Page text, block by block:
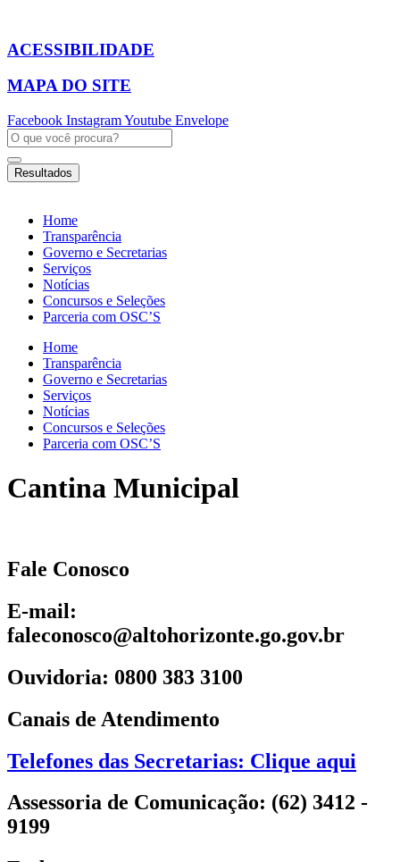
o
conteúdo
ACESSIBILIDADE
MAPA DO SITE
Facebook InstagramYoutube Envelope
Pesquisar
...
Resultados
Home
Transparência
Governo e Secretarias
Serviços
Notícias
Concursos e Seleções
Parceria com OSC’S
Home
Transparência
Governo e Secretarias
Serviços
Notícias
Concursos e Seleções
Parceria com OSC’S
Cantina Municipal
Fale Conosco
E-mail:
faleconosco@altohorizonte.go.gov.br
Ouvidoria: 0800 383 3100
Canais de Atendimento
Telefones das Secretarias: Clique aqui
Assessoria de Comunicação: (62) 3412 -
9199